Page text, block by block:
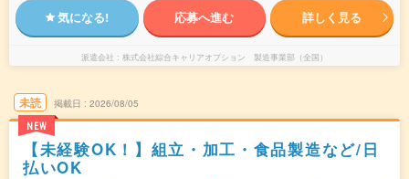
気になる! 応募へ進む 詳しく見る
派遣会社 株式会社綜合キャリアオプション 製造事業部（全国）
未読
NEW
掲載日 2026/08/05
【未経験OK！】組立・加工・食品製造など/日
払いOK